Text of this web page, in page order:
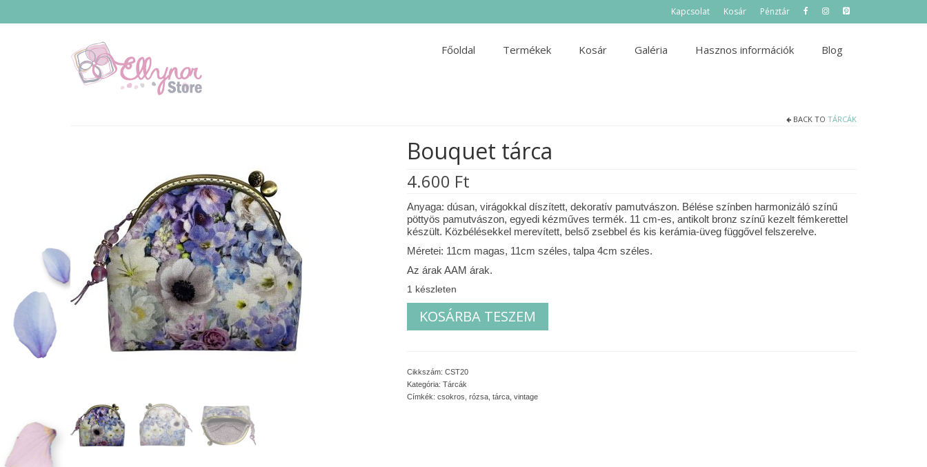
Kapcsolat Kosár Pénztár
Főoldal Termékek Kosár Galéria Hasznos információk Blog
BACK TO TÁRCÁK
Bouquet tárca
4.600 Ft
Anyaga: dúsan, virágokkal díszített, dekoratív pamutvászon. Bélése színben harmonizáló színű
pöttyös pamutvászon, egyedi kézműves termék. 11 cm-es, antikolt bronz színű kezelt fémkerettel
készült. Közbélésekkel merevített, belső zsebbel és kis kerámia-üveg függővel felszerelve.
Méretei: 11cm magas, 11cm széles, talpa 4cm széles.
Az árak AAM árak.
1 készleten
tárca
mennyiség
KOSÁRBA TESZEM
Cikkszám: CST20
Kategória: Tárcák
Címkék: csokros rózsa, tárca, vintage